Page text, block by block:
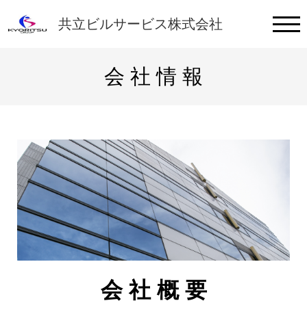
共立ビルサービス株式会社
ご 挨 拶
採用Q&A
社員インタビュー
お問い合わせ
新卒採用情報
会 社 情 報
会 社 概 要